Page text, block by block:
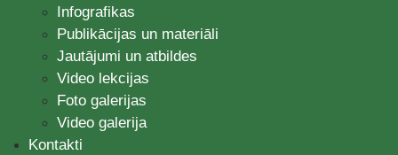
Infografikas
Publikācijas un materiāli
Jautājumi un atbildes
Video lekcijas
Foto galerijas
Video galerija
Kontakti